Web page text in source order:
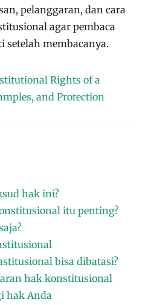
pelanggaran, dan cara
agar pembaca
setelah membacanya.
Rights of a
and Protection
hak ini?
itu penting?
bisa dibatasi?
hak konstitusional
hak Anda